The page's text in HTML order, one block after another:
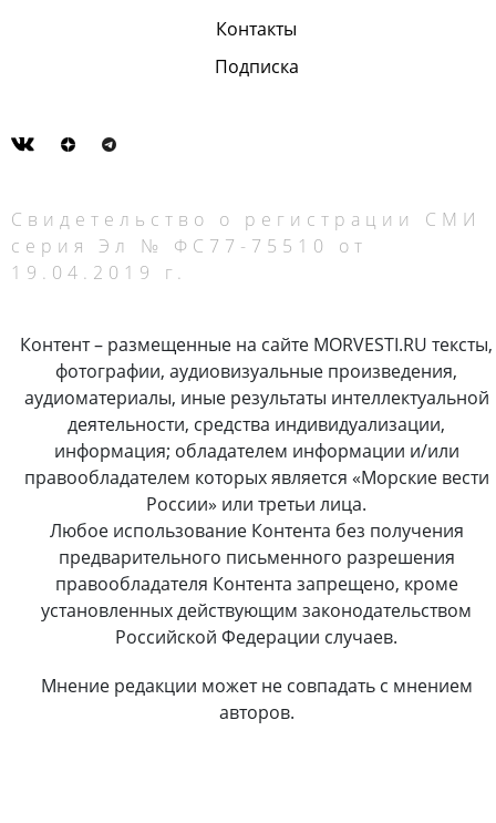
Контакты
Подписка
Свидетельство о регистрации СМИ
серия Эл № ФС77-75510 от
19.04.2019 г.
Контент – размещенные на сайте MORVESTI.RU тексты,
фотографии, аудиовизуальные произведения,
аудиоматериалы, иные результаты интеллектуальной
деятельности, средства индивидуализации,
информация; обладателем информации и/или
правообладателем которых является «Морские вести
России» или третьи лица.
Любое использование Контента без получения
предварительного письменного разрешения
правообладателя Контента запрещено, кроме
установленных действующим законодательством
Российской Федерации случаев.
Мнение редакции может не совпадать с мнением
авторов.